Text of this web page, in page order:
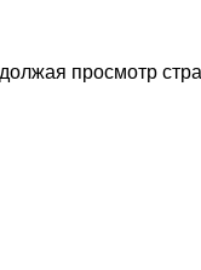
просмотр